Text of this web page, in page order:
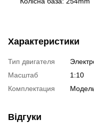
Характеристики
Тип двигателя
Масштаб
1:10
Комплектация
Відгуки